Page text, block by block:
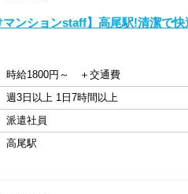
マンションstaff】高尾駅!清潔で
時給1800円～ ＋交通費
週3日以上 1日7時間以上
派遣社員
高尾駅